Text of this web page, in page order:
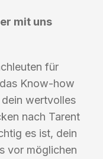
mit uns
für
Know-how
wertvolles
nach Tarent
es ist, dein
vor möglichen